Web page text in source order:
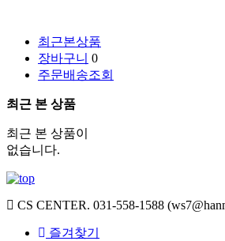
최근본상품
장바구니 0
주문배송조회
최근 본 상품
최근 본 상품이
없습니다.
CS CENTER. 031-558-1588
즐겨찾기